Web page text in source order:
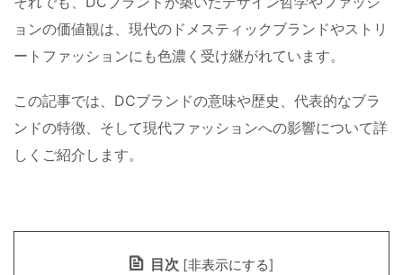
ョンの価値観は、現代のドメスティックブランドやストリ
ートファッションにも色濃く受け継がれています。
この記事では、DCブランドの意味や歴史、代表的なブラ
ンドの特徴、そして現代ファッションへの影響について詳
しくご紹介します。
目次 [非表示にする]